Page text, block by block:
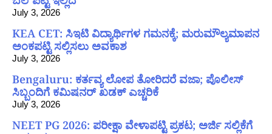
July 3, 2026
KEA CET: ಸಿಇಟಿ ವಿದ್ಯಾರ್ಥಿಗಳ ಗಮನಕ್ಕೆ; ಮರುಮೌಲ್ಯಮಾಪನ
ಅಂಕಪಟ್ಟಿ ಸಲ್ಲಿಸಲು ಅವಕಾಶ
July 3, 2026
Bengaluru: ಕರ್ತವ್ಯ ಲೋಪ ತೋರಿದರೆ ವಜಾ; ಪೊಲೀಸ್
ಸಿಬ್ಬಂದಿಗೆ ಕಮಿಷನರ್ ಖಡಕ್ ಎಚ್ಚರಿಕೆ
July 3, 2026
NEET PG 2026: ಪರೀಕ್ಷಾ ವೇಳಾಪಟ್ಟಿ ಪ್ರಕಟ; ಅರ್ಜಿ ಸಲ್ಲಿಕೆಗೆ